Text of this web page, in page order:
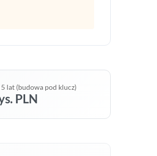
lat (budowa pod klucz)
PLN